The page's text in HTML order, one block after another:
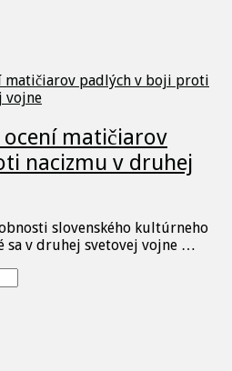
ocení matičiarov
nacizmu v druhej
slovenského kultúrneho
sa v druhej svetovej vojne …